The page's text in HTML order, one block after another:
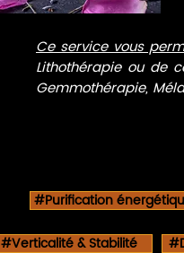
#Purification
#Verticalité & Stabilité
Ce service vous
Lithothérapie ou de
Gemmothérapie,